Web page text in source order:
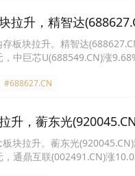
拉升，精智达
板块拉升。精智达
中巨芯U(688549.CN)涨
#688627.CN
升，蘅东光
块拉升。蘅东光
通鼎互联(002491.CN)涨